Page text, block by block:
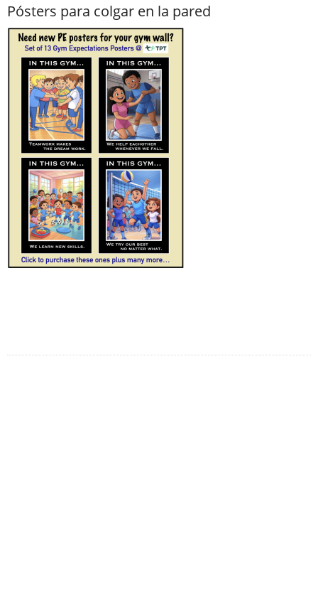
Pósters para colgar en la pared